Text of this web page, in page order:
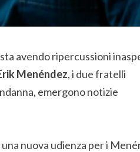
sta avendo ripercussioni
Menéndez, i due fratelli
emergono notizie
nuova udienza per i